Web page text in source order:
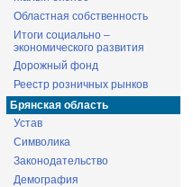
Областная собственность
Итоги социально –
экономического развития
Дорожный фонд
Реестр розничных рынков
Брянская область
Устав
Символика
Законодательство
Демография